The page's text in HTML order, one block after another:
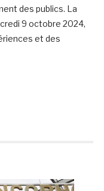
des publics. La
9 octobre 2024,
et des